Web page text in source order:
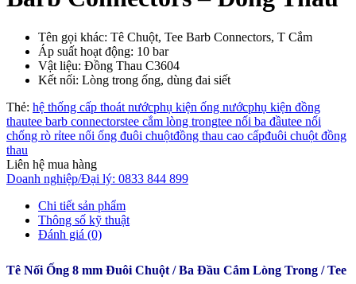
Tên gọi khác: Tê Chuột, Tee Barb Connectors, T Cắm
Áp suất hoạt động: 10 bar
Vật liệu: Đồng Thau C3604
Kết nối: Lòng trong ống, dùng đai siết
Thẻ: hệ thống cấp thoát nướcphụ kiện ống nướcphụ kiện đồng
thautee barb connectorstee cắm lòng trongtee nối ba đầutee nối
chống rò rỉtee nối ống đuôi chuộtđồng thau cao cấpđuôi chuột đồng
thau
Liên hệ mua hàng
Doanh nghiệp/Đại lý: 0833 844 899
Chi tiết sản phẩm
Thông số kỹ thuật
Đánh giá (0)
Tê Nối Ống 8 mm Đuôi Chuột / Ba Đầu Cắm Lòng Trong / Tee